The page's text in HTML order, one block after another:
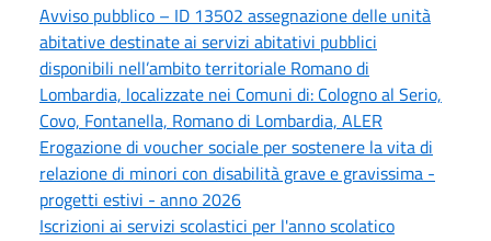
Avviso pubblico – ID 13502 assegnazione delle unità
abitative destinate ai servizi abitativi pubblici
disponibili nell’ambito territoriale Romano di
Lombardia, localizzate nei Comuni di: Cologno al Serio,
Covo, Fontanella, Romano di Lombardia, ALER
Erogazione di voucher sociale per sostenere la vita di
relazione di minori con disabilità grave e gravissima -
progetti estivi - anno 2026
Iscrizioni ai servizi scolastici per l'anno scolatico